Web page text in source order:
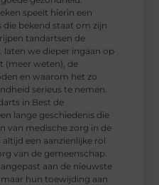
speelt hierin een
die bekend staat om zijn
tandartsen de
laten we dieper ingaan op
(meer weten), de
en waarom het zo
serieus te nemen.
in Best de
lange geschiedenis die
van medische zorg in de
een aanzienlijke rol
van de gemeenschap.
aan de nieuwste
hun toewijding aan